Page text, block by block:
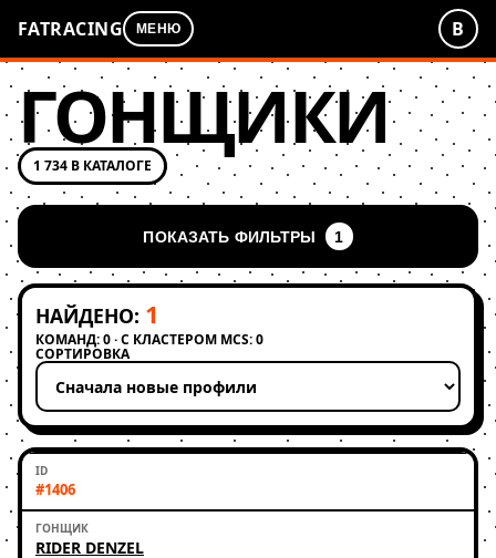
FATRACING МЕНЮ В
ГОНЩИКИ
1 734 В КАТАЛОГЕ
ПОКАЗАТЬ ФИЛЬТРЫ 1
НАЙДЕНО: 1
КОМАНД: 0 · С КЛАСТЕРОМ MCS: 0
СОРТИРОВКА
Применить сортировку
#1406
RIDER DENZEL